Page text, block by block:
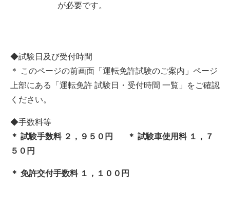
が必要です。
◆試験日及び受付時間
＊ このページの前画面「運転免許試験のご案内」ページ
上部にある「運転免許 試験日・受付時間 一覧」をご確認
ください。
◆手数料等
＊ 試験手数料 ２，９５０円 ＊ 試験車使用料 １，７
５０円
＊ 免許交付手数料 １，１００円